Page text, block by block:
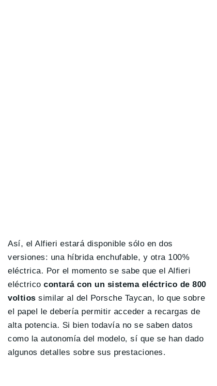
Así, el Alfieri estará disponible sólo en dos
versiones: una híbrida enchufable, y otra 100%
eléctrica. Por el momento se sabe que el Alfieri
eléctricocontará con un sistema eléctrico de 800
voltios similar al del Porsche Taycan, lo que sobre
el papel le debería permitir acceder a recargas de
alta potencia. Si bien todavía no se saben datos
como la autonomía del modelo, sí que se han dado
algunos detalles sobre sus prestaciones.